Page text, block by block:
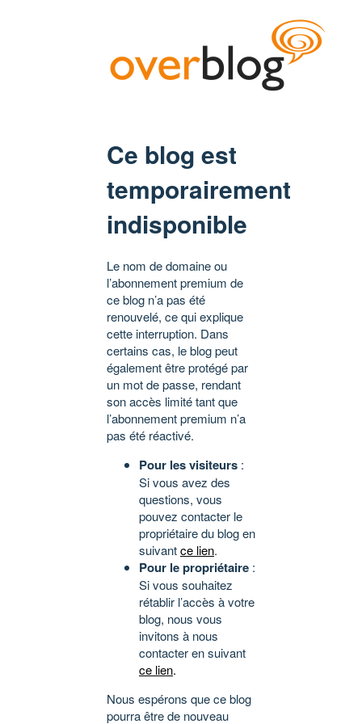
Ce blog est
temporairement
indisponible
Le nom de domaine ou
l’abonnement premium de
ce blog n’a pas été
renouvelé, ce qui explique
cette interruption. Dans
certains cas, le blog peut
également être protégé par
un mot de passe, rendant
son accès limité tant que
l’abonnement premium n’a
pas été réactivé.
Pour les visiteurs :
Si vous avez des
questions, vous
pouvez contacter le
propriétaire du blog en
suivantce lien.
Pour le propriétaire :
Si vous souhaitez
rétablir l’accès à votre
blog, nous vous
invitons à nous
contacter en suivant
ce lien.
Nous espérons que ce blog
pourra être de nouveau